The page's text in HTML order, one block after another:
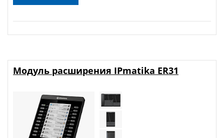
Модуль расширения IPmatika ER31